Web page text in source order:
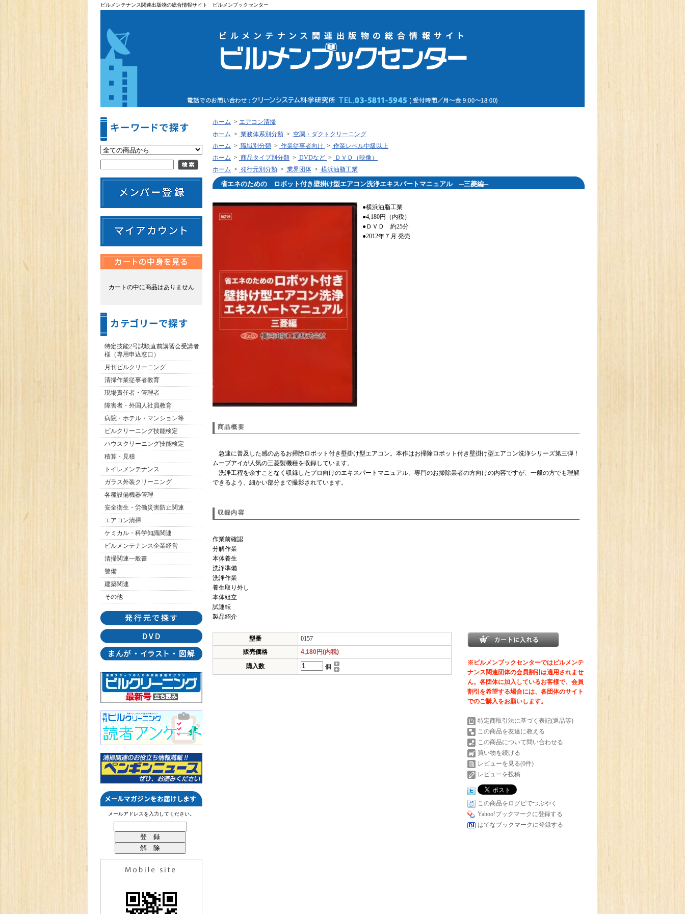
ビルメンテナンス関連出版物の総合情報サイト ビルメンブックセンター
カートの中に商品はありません
特定技能2号試験直前講習会受講者
様（専用申込窓口）
月刊ビルクリーニング
清掃作業従事者教育
現場責任者・管理者
障害者・外国人社員教育
病院・ホテル・マンション等
ビルクリーニング技能検定
ハウスクリーニング技能検定
積算・見積
トイレメンテナンス
ガラス外装クリーニング
各種設備機器管理
安全衛生・労働災害防止関連
エアコン清掃
ケミカル・科学知識関連
ビルメンテナンス企業経営
清掃関連一般書
警備
建築関連
その他
メールアドレスを入力してください。
ホーム > エアコン清掃
ホーム > 業務体系別分類 > 空調・ダクトクリーニング
ホーム > 職域別分類 > 作業従事者向け > 作業レベル中級以上
ホーム > 商品タイプ別分類 > DVDなど >
ＤＶＤ（映像）
ホーム > 発行元別分類 > 業界団体 > 横浜油脂工業
省エネのための ロボット付き壁掛け型エアコン洗浄エキスパートマニュアル ─三菱編─
●横浜油脂工業
●4,180円（内税）
●ＤＶＤ 約25分
●2012年７月 発売
商品概要
急速に普及した感のあるお掃除ロボット付き壁掛け型エアコン。本作はお掃除ロボット付き壁掛け型エアコン洗浄シリーズ第三弾！
ムーブアイが人気の三菱製機種を収録しています。
洗浄工程を余すことなく収録したプロ向けのエキスパートマニュアル。専門のお掃除業者の方向けの内容ですが、一般の方でも理解
できるよう、細かい部分まで撮影されています。
収録内容
作業前確認
分解作業
本体養生
洗浄準備
洗浄作業
養生取り外し
本体組立
試運転
製品紹介
型番
0157
販売価格
4,180円(内税)
購入数
個
※ビルメンブックセンターではビルメンテ
ナンス関連団体の会員割引は適用されませ
ん。各団体に加入しているお客様で、会員
割引を希望する場合には、各団体のサイト
でのご購入をお願いします。
特定商取引法に基づく表記(返品等)
この商品を友達に教える
この商品について問い合わせる
買い物を続ける
レビューを見る(0件)
レビューを投稿
この商品をログピでつぶやく
Yahoo!ブックマークに登録する
はてなブックマークに登録する